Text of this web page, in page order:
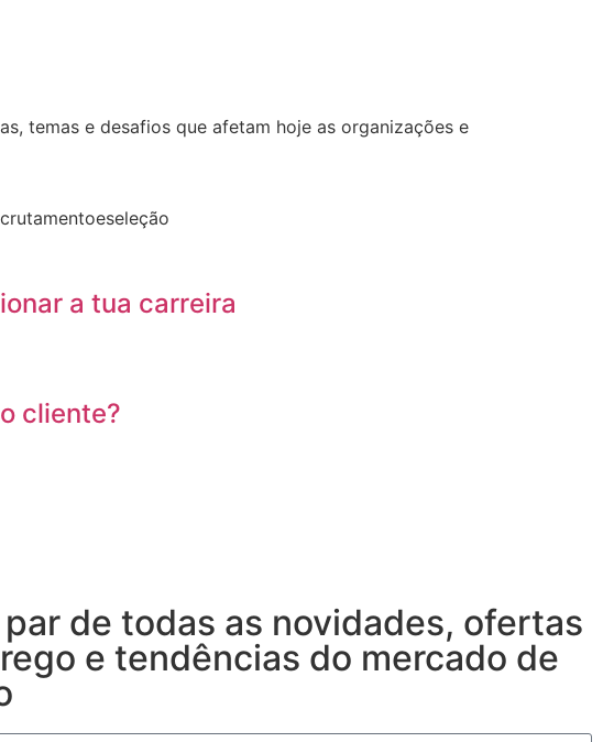
temas e desafios que afetam hoje as organizações e
a tua carreira
cliente?
par de todas as novidades, ofertas
e tendências do mercado de